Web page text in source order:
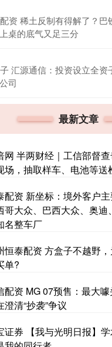
资 稀土反制有得解了？巴
桌的底气又足三分
汇源通信：投资设立全资
司
最新文章
网 半两财经｜工信部督
场，抽取样车、电池等送
配资 新坐标：境外客户主
哥大众、巴西大众、奥迪
名整车厂
恒泰配资 方盒子不越野
单?
配资 MG 07预售：最大噱
澄清“抄袭”争议
证券 【我与光明日报】